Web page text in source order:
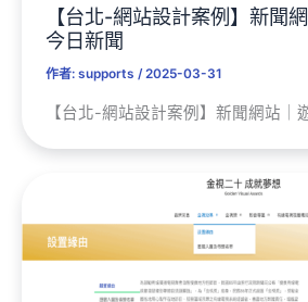
【台北-網站設計案例】新聞
今日新聞
作者: supports /2025-03-31
【台北-網站設計案例】新聞網站｜